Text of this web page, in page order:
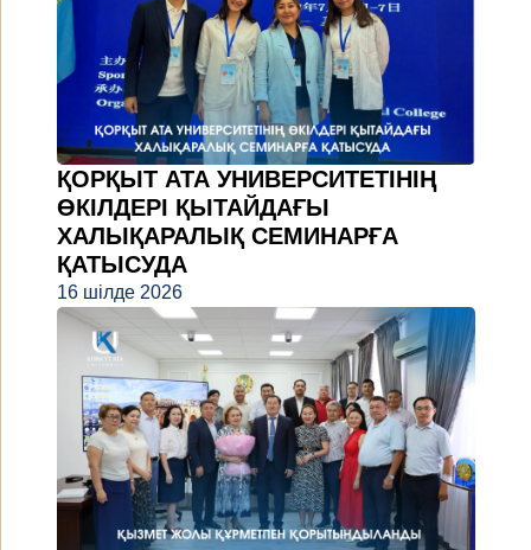
ҚОРҚЫТ АТА УНИВЕРСИТЕТІНІҢ
ӨКІЛДЕРІ ҚЫТАЙДАҒЫ
ХАЛЫҚАРАЛЫҚ СЕМИНАРҒА
ҚАТЫСУДА
16 шілде 2026